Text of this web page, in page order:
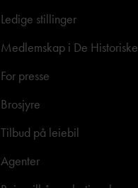
Ledige stillinger
Medlemskap i De Historiske
For presse
Brosjyre
Tilbud på leiebil
Agenter